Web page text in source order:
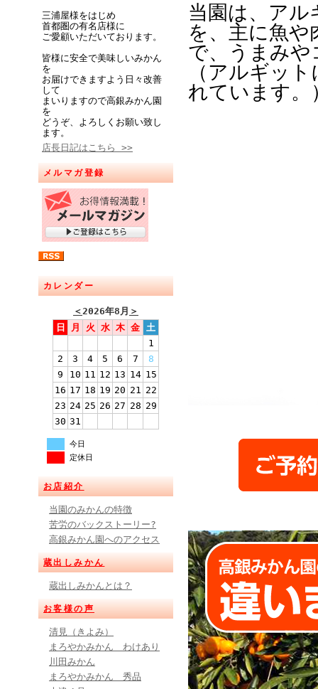
三浦屋様をはじめ
首都圏の有名店様に
ご愛顧いただいております。
皆様に安全で美味しいみかん
を
お届けできますよう日々改善
して
まいりますので高銀みかん園
を
どうぞ、よろしくお願い致し
ます。
店長日記はこちら >>
メルマガ登録
カレンダー
＜2026年8月 ＞
日
月 火 水 木 金 土
1
2
3 4 5 6 7
8
9
10 11 12 13 14 15
16 17 18 19 20 21 22
23 24 25 26 27 28 29
30 31
今日
定休日
お店紹介
当園のみかんの特徴
苦労のバックストーリー?
高銀みかん園へのアクセス
蔵出しみかん
蔵出しみかんとは？
お客様の声
清見（きよみ）
まろやかみかん わけあり
川田みかん
まろやかみかん 秀品
当園は、アル
を、主に魚
で、うまみ
（アルギッ
れています。